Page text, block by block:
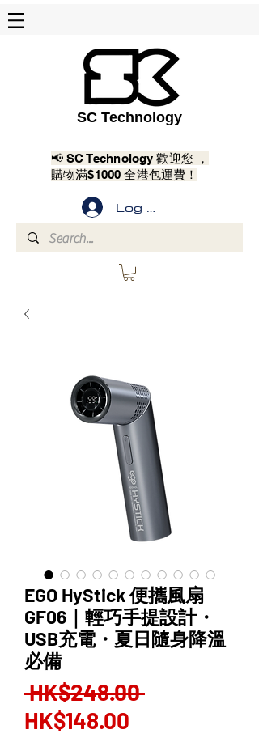
SC Technology
📢 SC Technology 歡迎您 ，
購物滿$1000 全港包運費！
Log In
EGO HyStick 便攜風扇
GF06｜輕巧手提設計・
USB充電・夏日隨身降溫
必備
HK$248.00 Regular
HK$148.00